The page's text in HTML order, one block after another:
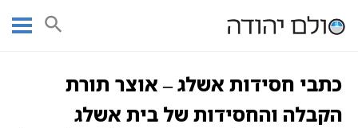
עמוד ראשי אוצר הכתבים
כתבי חסידות אשלג
מאמרים מבוא קדמון לספר הזוהר
כתבי חסידות אשלג – אוצר תורת
הקבלה והחסידות של בית אשלג